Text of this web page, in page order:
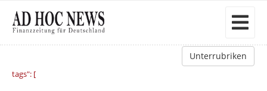
Unterrubriken
tags": [